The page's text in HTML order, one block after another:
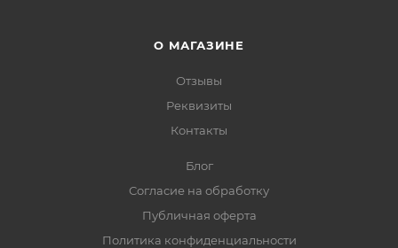
О МАГАЗИНЕ
Отзывы
Реквизиты
Контакты
Блог
Согласие на обработку
Публичная оферта
Политика конфиденциальности